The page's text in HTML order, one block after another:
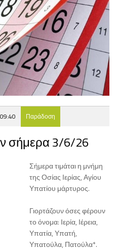
Παράδοση
σήμερα 3/6/26
Σήμερα τιμάται η μνήμη
της Οσίας Ιερίας, Αγίου
Υπατίου μάρτυρος.
Γιορτάζουν όσες φέρουν
το όνομα: Ιερία, Ιέρεια,
Υπατία, Υπατή,
Υπατούλα, Πατούλα*.